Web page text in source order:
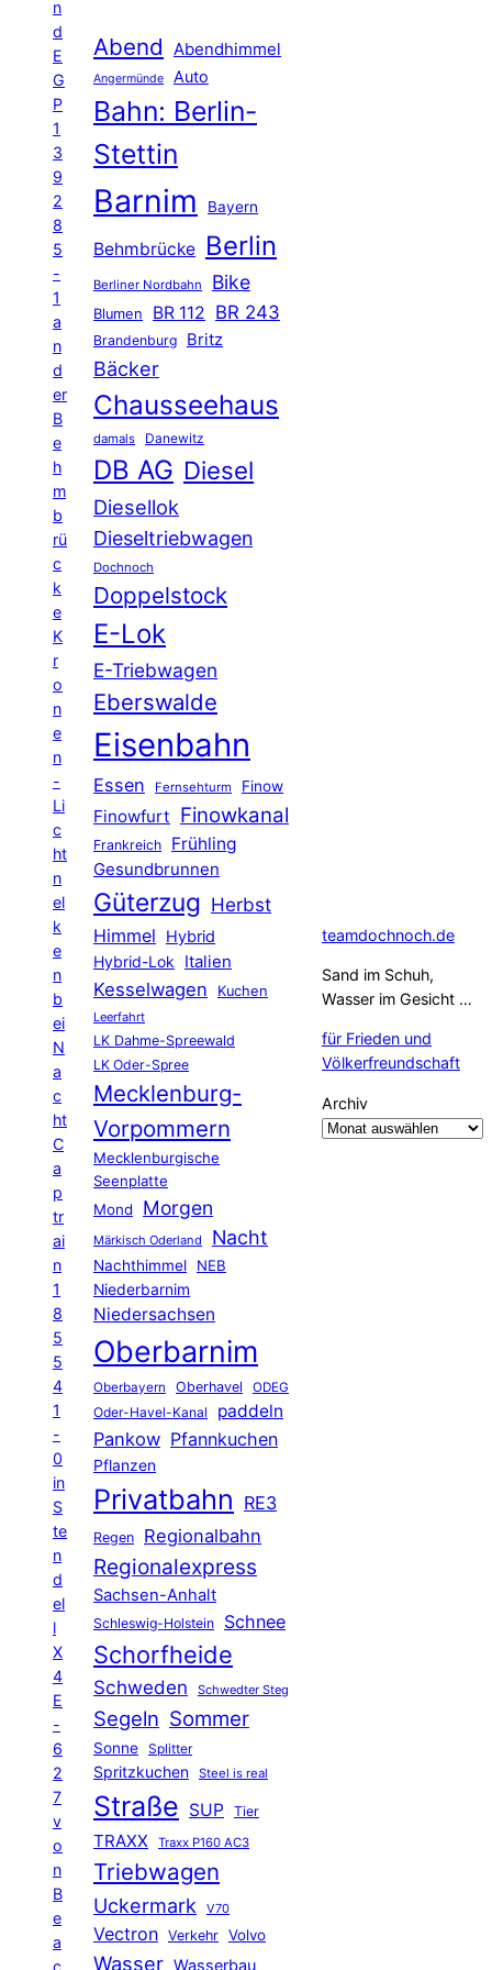
n
d
E
G
P
1
3
9
2
8
5
-
1
a
n
d
er
B
e
h
m
b
rü
c
k
e
K
r
o
n
e
n
-
Li
c
ht
n
el
k
e
n
b
ei
N
a
c
ht
C
a
p
tr
ai
n
1
8
5
5
4
1
-
0
in
S
te
n
d
el
l
X
4
E
-
6
2
7
v
o
n
B
e
a
c
Abend Abendhimmel
Angermünde Auto
Bahn: Berlin-
Stettin
Barnim Bayern
Behmbrücke Berlin
Berliner Nordbahn Bike
Blumen BR 112 BR 243
Brandenburg Britz
Bäcker
Chausseehaus
damals Danewitz
DB AG Diesel
Diesellok
Dieseltriebwagen
Dochnoch
Doppelstock
E-Lok
E-Triebwagen
Eberswalde
Eisenbahn
Essen Fernsehturm Finow
Finowfurt Finowkanal
Frankreich Frühling
Gesundbrunnen
Güterzug Herbst
Himmel
Hybrid
Hybrid-Lok Italien
Kesselwagen Kuchen
Leerfahrt
LK Dahme-Spreewald
LK Oder-Spree
Mecklenburg-
Vorpommern
Mecklenburgische
Seenplatte
Mond
Morgen
Märkisch Oderland Nacht
Nachthimmel
NEB
Niederbarnim
Niedersachsen
Oberbarnim
Oberbayern Oberhavel ODEG
Oder-Havel-Kanal paddeln
Pankow Pfannkuchen
Pflanzen
Privatbahn RE3
Regen Regionalbahn
Regionalexpress
Sachsen-Anhalt
Schleswig-Holstein Schnee
Schorfheide
Schweden Schwedter Steg
Segeln Sommer
Sonne Splitter
Spritzkuchen Steel is real
Straße SUP Tier
TRAXX Traxx P160 AC3
Triebwagen
Uckermark V70
Vectron Verkehr Volvo
Wasser Wasserbau
teamdochnoch.de
Sand im Schuh,
Wasser im Gesicht …
für Frieden und
Völkerfreundschaft
Archiv